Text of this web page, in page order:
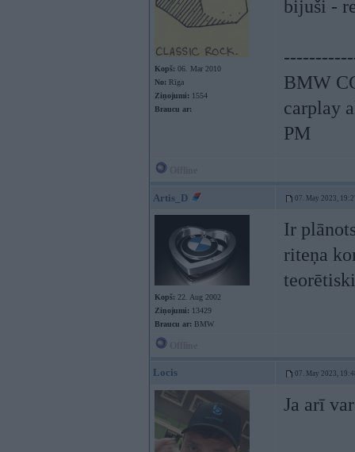
Kopš: 06. Mar 2010
No: Rīga
Ziņojumi: 1554
Braucu ar:
bijuši -
BMW
carplay
PM
Artis_D 07. May 2023,
Kopš: 22. Aug 2002
Ziņojumi: 13429
Braucu ar: BMW
Ir
riteņa
Locis 07. May 2023,
Ja arī